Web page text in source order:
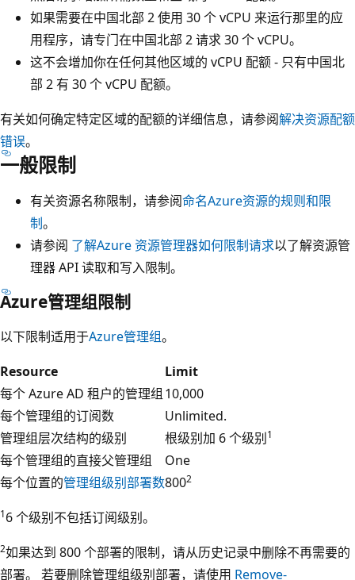
如果需要在中国北部 2 使用 30 个 vCPU 来运行那里的应
用程序，请专门在中国北部 2 请求 30 个 vCPU。
这不会增加你在任何其他区域的 vCPU 配额 - 只有中国北
部 2 有 30 个 vCPU 配额。
有关如何确定特定区域的配额的详细信息，请参阅解决资源配额
错误。
一般限制
有关资源名称限制，请参阅命名Azure资源的规则和限
制。
请参阅 了解Azure 资源管理器如何限制请求以了解资源管
理器 API 读取和写入限制。
Azure管理组限制
以下限制适用于Azure管理组。
Resource
Limit
每个 Azure AD 租户的管理组 10,000
每个管理组的订阅数
Unlimited.
管理组层次结构的级别
根级别加 6 个级别1
每个管理组的直接父管理组
One
每个位置的管理组级别部署数8002
16 个级别不包括订阅级别。
2如果达到 800 个部署的限制，请从历史记录中删除不再需要的
部署。 若要删除管理组级别部署，请使用 Remove-